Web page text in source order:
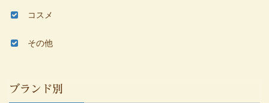
コスメ
その他
ブランド別